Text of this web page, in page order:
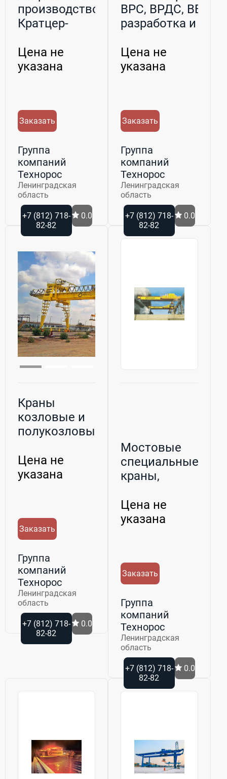
производство
Кратцер-
(заборщик...
Цена не
указана
Заказать
Группа
компаний
Технорос
Ленинградская
область
+7 (812) 718-
82-82
0.0
ВРС, ВРДС, ВБС,
разработка и ...
Цена не
указана
Заказать
Группа
компаний
Технорос
Ленинградская
область
+7 (812) 718-
82-82
0.0
Краны
козловые и
полукозловые,
произв...
Цена не
указана
Заказать
Группа
компаний
Технорос
Ленинградская
область
+7 (812) 718-
82-82
0.0
Мостовые
специальные
краны,
производс...
Цена не
указана
Заказать
Группа
компаний
Технорос
Ленинградская
область
+7 (812) 718-
82-82
0.0